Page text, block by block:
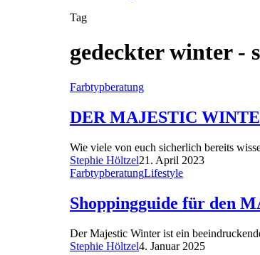
Tag
gedeckter winter -
Farbtypberatung
DER MAJESTIC
Wie viele von euch sicherlich bereits
Stephie Höltzel21. April 2023
FarbtypberatungLifestyle
Shoppingguide für den
Der Majestic Winter ist ein
Stephie Höltzel4. Januar 2025